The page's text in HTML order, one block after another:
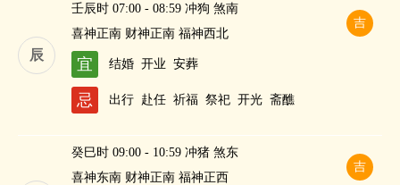
辰
吉
壬辰时 07:00 - 08:59 冲狗 煞南
喜神正南 财神正南 福神西北
宜 结婚 开业 安葬
忌 出行 赴任 祈福 祭祀 开光 斋醮
吉
癸巳时 09:00 - 10:59 冲猪 煞东
喜神东南 财神正南 福神正西